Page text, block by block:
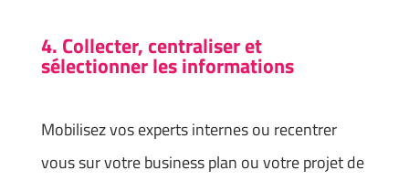
4. Collecter, centraliser et
sélectionner les informations
Mobilisez vos experts internes ou recentrer
vous sur votre business plan ou votre projet de